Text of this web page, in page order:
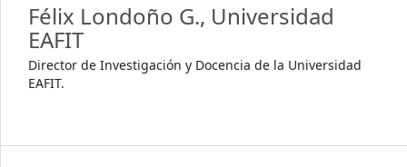
Félix Londoño G., Universidad
EAFIT
Director de Investigación y Docencia de la Universidad
EAFIT.